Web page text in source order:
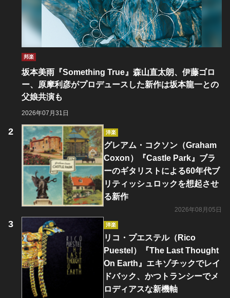
邦楽
坂本美雨『Something True』森山直太朗、伊藤ゴロ
ー、原摩利彦がプロデュースした新作は坂本龍一との
父娘共演も
2026年07月31日
洋楽
グレアム・コクソン（Graham
Coxon）『Castle Park』ブラ
ーのギタリストによる60年代ブ
リティッシュロックを想起させ
る新作
2026年08月05日
洋楽
リコ・プエステル（Rico
Puestel）『The Last Thought
On Earth』エキゾチックでレイ
ドバック、かつトランシーでメ
ロディアスな新機軸